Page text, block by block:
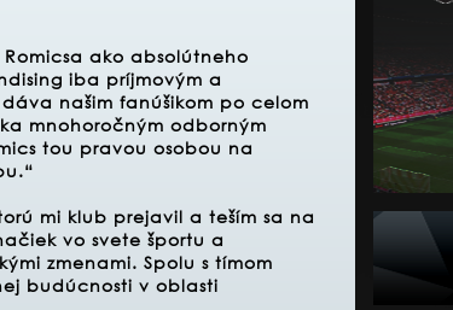
Romicsa ako absolútneho
iba príjmovým a
našim fanúšikom po celom
mnohoročným odborným
tou pravou osobou na
mi klub prejavil a teším sa na
vo svete športu a
zmenami. Spolu s tímom
budúcnosti v oblasti